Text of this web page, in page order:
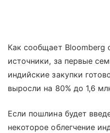
Как сообщает Bloomberg
источники, за первые
индийские закупки
выросли на 80% до 1,6
Если пошлина будет
некоторое облегчение